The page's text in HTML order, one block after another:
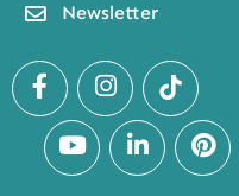
Newsletter